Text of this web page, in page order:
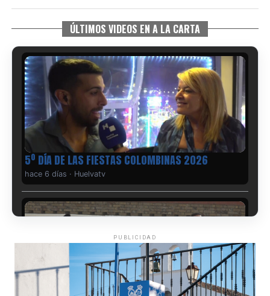
ÚLTIMOS VIDEOS EN A LA CARTA
5º DÍA DE LAS FIESTAS COLOMBINAS 2026
hace 6 días · Huelvatv
PUBLICIDAD